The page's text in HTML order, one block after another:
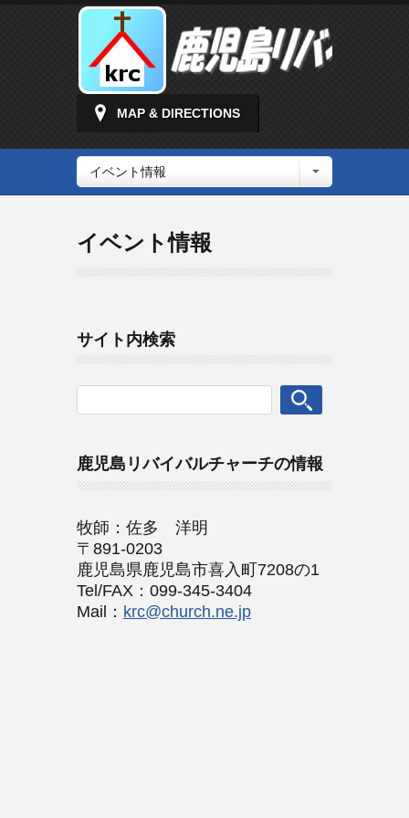
MAP & DIRECTIONS
イベント情報
イベント情報
サイト内検索
鹿児島リバイバルチャーチの情報
牧師：佐多 洋明
〒891-0203
鹿児島県鹿児島市喜入町7208の1
Tel/FAX：099-345-3404
Mail： krc@church.ne.jp